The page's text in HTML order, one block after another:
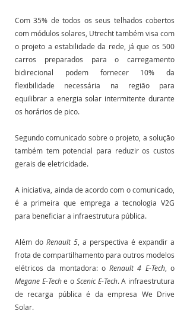
Com 35% de todos os seus telhados cobertos
com módulos solares, Utrecht também visa com
o projeto a estabilidade da rede, já que os 500
carros preparados para o carregamento
bidirecional podem fornecer 10% da
flexibilidade necessária na região para
equilibrar a energia solar intermitente durante
os horários de pico.
Segundo comunicado sobre o projeto, a solução
também tem potencial para reduzir os custos
gerais de eletricidade.
A iniciativa, ainda de acordo com o comunicado,
é a primeira que emprega a tecnologia V2G
para beneficiar a infraestrutura pública.
Além do Renault 5, a perspectiva é expandir a
frota de compartilhamento para outros modelos
elétricos da montadora: o Renault 4 E-Tech
Megane E-Tech e o Scenic E-Tech. A infraestrutura
de recarga pública é da empresa We Drive
Solar.